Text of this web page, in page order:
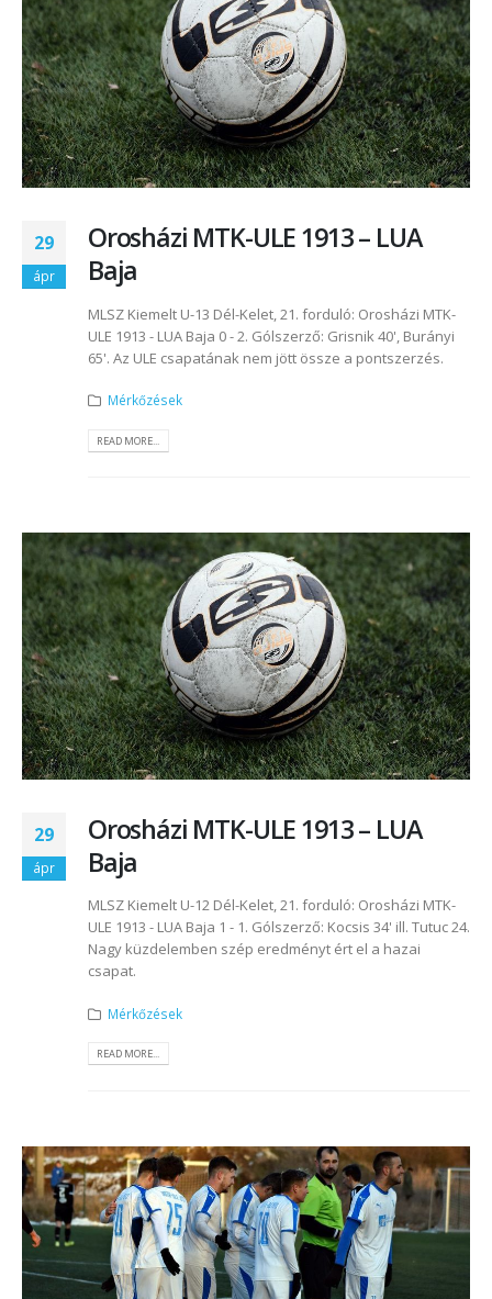
29
ápr
Orosházi MTK-ULE 1913 – LUA
Baja
MLSZ Kiemelt U-13 Dél-Kelet, 21. forduló: Orosházi MTK-
ULE 1913 - LUA Baja 0 - 2. Gólszerző: Grisnik 40', Burányi
65'. Az ULE csapatának nem jött össze a pontszerzés.
Mérkőzések
READ MORE...
29
ápr
Orosházi MTK-ULE 1913 – LUA
Baja
MLSZ Kiemelt U-12 Dél-Kelet, 21. forduló: Orosházi MTK-
ULE 1913 - LUA Baja 1 - 1. Gólszerző: Kocsis 34' ill. Tutuc 24.
Nagy küzdelemben szép eredményt ért el a hazai
csapat.
Mérkőzések
READ MORE...